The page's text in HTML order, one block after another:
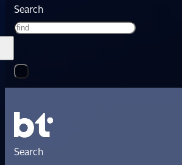
Search
Search